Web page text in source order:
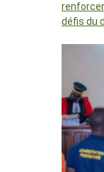
défis du